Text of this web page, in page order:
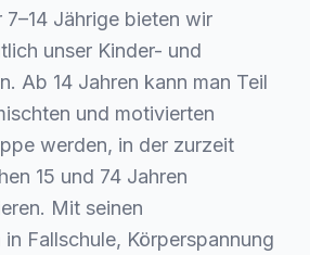
7–14 Jährige bieten wir
unser Kinder- und
Ab 14 Jahren kann man Teil
und motivierten
werden, in der zurzeit
15 und 74 Jahren
Mit seinen
Fallschule, Körperspannung